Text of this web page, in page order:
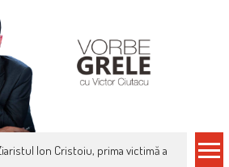
Ion Cristoiu, prima victimă a noi